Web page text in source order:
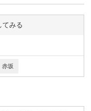
てみる
赤坂